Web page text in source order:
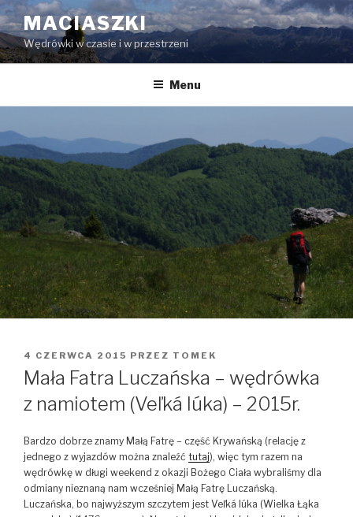
Przeskocz
do
treści
MACIASZKI
Wędrówki w czasie i w przestrzeni
Menu
OPUBLIKOWANE
W
4 CZERWCA 2015 PRZEZ TOMEK
Mała Fatra Luczańska – wędrówka
z namiotem (Veľká lúka) – 2015r.
Bardzo dobrze znamy Małą Fatrę – część Krywańską (relację z
jednego z wyjazdów można znaleźć tutaj), więc tym razem na
wędrówkę w długi weekend z okazji Bożego Ciała wybraliśmy dla
odmiany nieznaną nam wcześniej Małą Fatrę Luczańską.
Luczańska, bo najwyższym szczytem jest Veľká lúka (Wielka Łąka